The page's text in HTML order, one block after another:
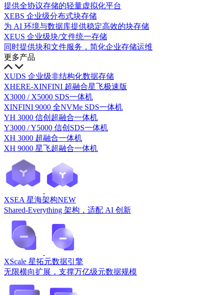
提供全协议存储的轻量虚拟化平台
XEBS 企业级分布式块存储
为 AI 环境与数据库提供稳定高效的块存储
XEUS 企业级块/文件统一存储
同时提供块和文件服务，简化企业存储运维
更多产品
XUDS 企业级非结构化数据存储
XHERE-XINFINI 超融合星飞极速版
X3000 / X5000 SDS一体机
XINFINI 9000 全NVMe SDS一体机
YH 3000 信创超融合一体机
Y3000 / Y5000 信创SDS一体机
XH 3000 超融合一体机
XH 9000 星飞超融合一体机
XSEA 星海架构NEW
Shared-Everything 架构，适配 AI 创新
XScale 星拓元数据引擎
无限横向扩展，支撑万亿级元数据规模